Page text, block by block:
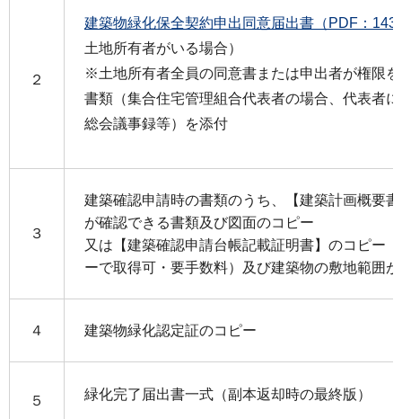
２
建築物緑化保全契約申出同意届出書（PDF：
土地所有者がいる場合）
※土地所有者全員の同意書または申出者が権限
書類（集合住宅管理組合代表者の場合、代表者
総会議事録等）を添付
３
建築確認申請時の書類のうち、【建築計画概要
が確認できる書類及び図面のコピー
又は【建築確認申請台帳記載証明書】のコピー
ーで取得可・要手数料）及び建築物の敷地範囲
４ 建築物緑化認定証のコピー
５ 緑化完了届出書一式（副本返却時の最終版）